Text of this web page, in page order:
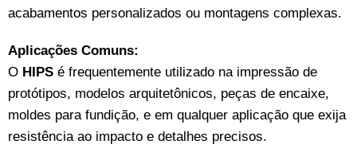
acabamentos personalizados ou montagens complexas.
Aplicações Comuns:
O HIPS é frequentemente utilizado na impressão de
protótipos, modelos arquitetônicos, peças de encaixe,
moldes para fundição, e em qualquer aplicação que exija
resistência ao impacto e detalhes precisos.